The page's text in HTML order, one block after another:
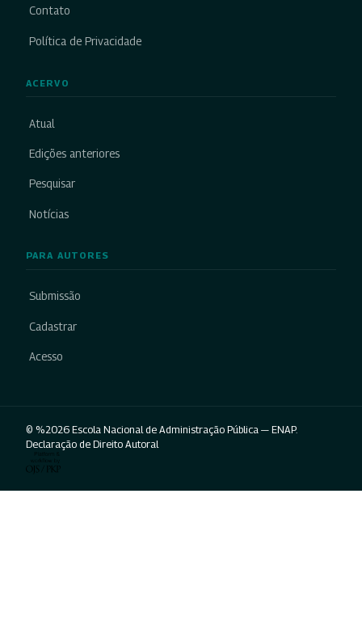
Contato
Política de Privacidade
ACERVO
Atual
Edições anteriores
Pesquisar
Notícias
PARA AUTORES
Submissão
Cadastrar
Acesso
© %2026 Escola Nacional de Administração Pública — ENAP.
Declaração de Direito Autoral